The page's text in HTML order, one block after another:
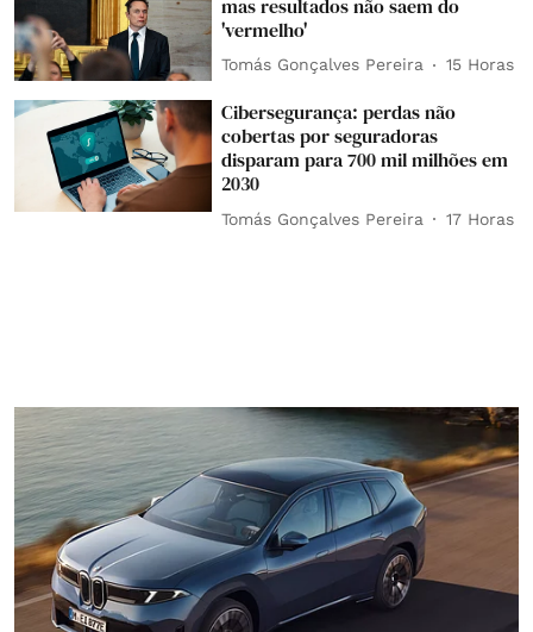
mas resultados não saem do
'vermelho'
Tomás Gonçalves Pereira 15 Horas
Cibersegurança: perdas não
cobertas por seguradoras
disparam para 700 mil milhões em
2030
Tomás Gonçalves Pereira 17 Horas